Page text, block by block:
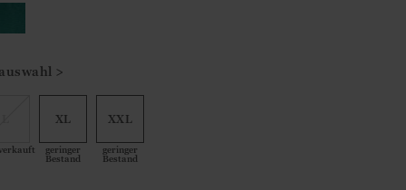
>
XL
geringer
Bestand
XXL
geringer
Bestand